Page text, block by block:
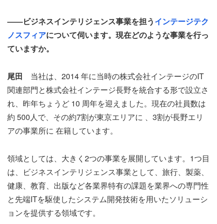
――ビジネスインテリジェンス事業を担うインテージテク
ノスフィアについて伺います。現在どのような事業を行っ
ていますか。
尾田 当社は、2014 年に当時の株式会社インテージのIT
関連部門と株式会社インテージ長野を統合する形で設立さ
れ、昨年ちょうど 10 周年を迎えました。現在の社員数は
約 500人で、その約7割が東京エリアに 、3割が長野エリ
アの事業所に 在籍しています。
領域としては、大きく2つの事業を展開しています。1つ目
は、ビジネスインテリジェンス事業として、旅行、製薬、
健康、教育、出版など各業界特有の課題を業界への専門性
と先端ITを駆使したシステム開発技術を用いたソリューシ
ョンを提供する領域です。